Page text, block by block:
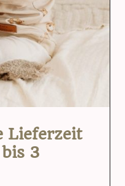
Lieferzeit
3